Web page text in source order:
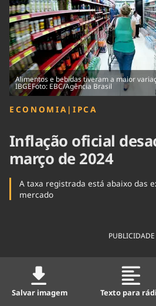
Ciência &
Tecnologia
Cinema
Educação
Infraestrutura
Internacional
Alimentos e bebidas tiveram a maior
IBGEFoto: EBC/Agência Brasil
ECONOMIA | IPCA
Inflação oficial
março de 2024
A taxa registrada está abaixo das
mercado
PUBLICIDADE
Salvar imagem Texto para